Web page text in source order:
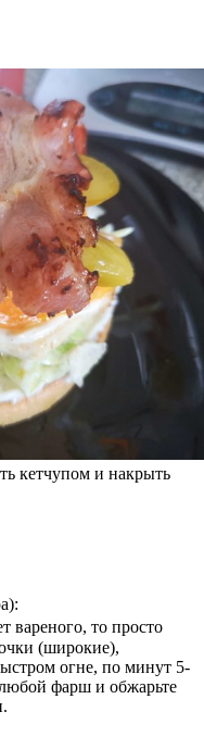
кетчупом и накрыть
вареного, то просто
(широкие),
огне, по минут 5-
фарш и обжарьте